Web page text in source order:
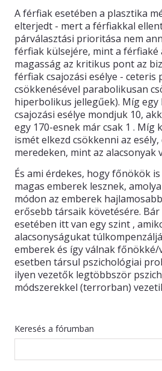
A férfiak esetében a plasztika
elterjedt - mert a férfiakkal
párválasztási prioritása nem
férfiak külsejére, mint a férfiaké
magasság az kritikus pont az
férfiak csajozási esélye - ceteris
csökkenésével parabolikusan
hiperbolikus jellegűek). Míg egy
csajozási esélye mondjuk 10,
egy 170-esnek már csak 1 . Míg
ismét elkezd csökkenni az
meredeken, mint az alacsonyak
És ami érdekes, hogy főnökök
magas emberek lesznek,
módon az emberek
erősebb társaik követésére.
esetében itt van egy szint ,
alacsonyságukat
emberek és így válnak főnökké/
esetben társul pszichológiai
ilyen vezetők legtöbbször
módszerekkel (terrorban)
Keresés a fórumban